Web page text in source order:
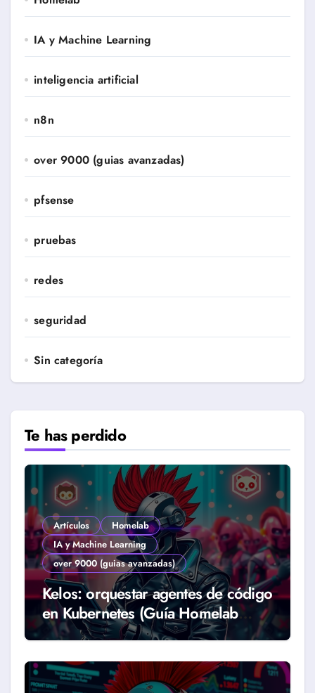
IA y Machine Learning
inteligencia artificial
n8n
over 9000 (guias avanzadas)
pfsense
pruebas
redes
seguridad
Sin categoría
Te has perdido
Artículos
Homelab
IA y Machine Learning
over 9000 (guias avanzadas)
Kelos: orquestar agentes de código
en Kubernetes (Guía Homelab
2026)